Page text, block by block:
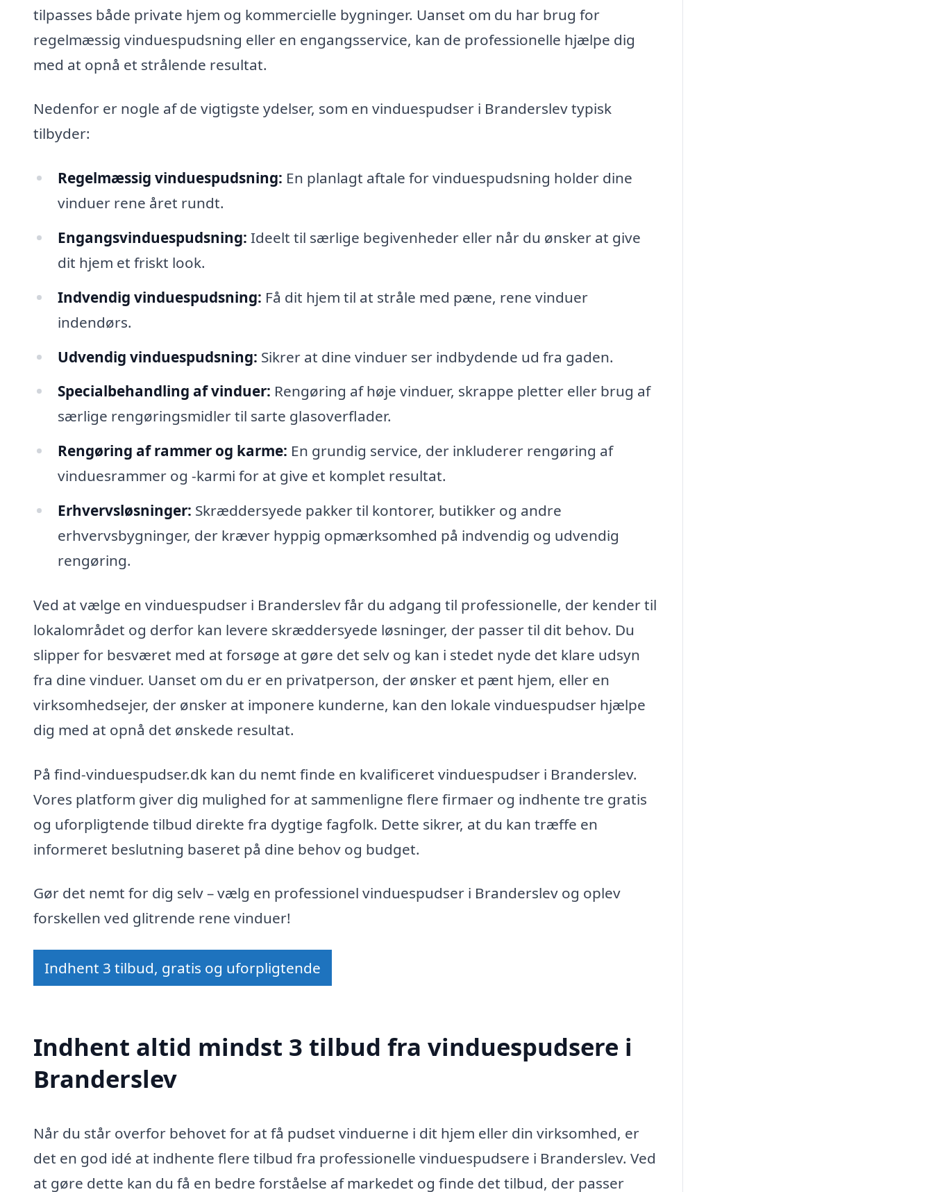
tilpasses både private hjem og kommercielle bygninger. Uanset om du har brug for
regelmæssig vinduespudsning eller en engangsservice, kan de professionelle hjælpe dig
med at opnå et strålende resultat.
Nedenfor er nogle af de vigtigste ydelser, som en vinduespudser i Branderslev typisk
tilbyder:
Regelmæssig vinduespudsning: En planlagt aftale for vinduespudsning holder dine
vinduer rene året rundt.
Engangsvinduespudsning: Ideelt til særlige begivenheder eller når du ønsker at give
dit hjem et friskt look.
Indvendig vinduespudsning: Få dit hjem til at stråle med pæne, rene vinduer
indendørs.
Udvendig vinduespudsning: Sikrer at dine vinduer ser indbydende ud fra gaden.
Specialbehandling af vinduer: Rengøring af høje vinduer, skrappe pletter eller brug af
særlige rengøringsmidler til sarte glasoverflader.
Rengøring af rammer og karme: En grundig service, der inkluderer rengøring af
vinduesrammer og -karmi for at give et komplet resultat.
Erhvervsløsninger: Skræddersyede pakker til kontorer, butikker og andre
erhvervsbygninger, der kræver hyppig opmærksomhed på indvendig og udvendig
rengøring.
Ved at vælge en vinduespudser i Branderslev får du adgang til professionelle, der kender til
lokalområdet og derfor kan levere skræddersyede løsninger, der passer til dit behov. Du
slipper for besværet med at forsøge at gøre det selv og kan i stedet nyde det klare udsyn
fra dine vinduer. Uanset om du er en privatperson, der ønsker et pænt hjem, eller en
virksomhedsejer, der ønsker at imponere kunderne, kan den lokale vinduespudser hjælpe
dig med at opnå det ønskede resultat.
På find-vinduespudser.dk kan du nemt finde en kvalificeret vinduespudser i Branderslev.
Vores platform giver dig mulighed for at sammenligne flere firmaer og indhente tre gratis
og uforpligtende tilbud direkte fra dygtige fagfolk. Dette sikrer, at du kan træffe en
informeret beslutning baseret på dine behov og budget.
Gør det nemt for dig selv – vælg en professionel vinduespudser i Branderslev og oplev
forskellen ved glitrende rene vinduer!
Indhent 3 tilbud, gratis og uforpligtende
Indhent altid mindst 3 tilbud fra vinduespudsere i
Branderslev
Når du står overfor behovet for at få pudset vinduerne i dit hjem eller din virksomhed, er
det en god idé at indhente flere tilbud fra professionelle vinduespudsere i Branderslev. Ved
at gøre dette kan du få en bedre forståelse af markedet og finde det tilbud, der passer